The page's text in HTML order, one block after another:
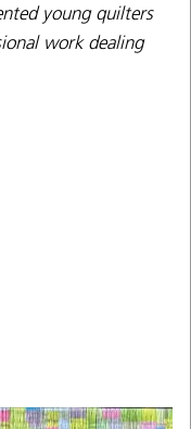
young quilters
work dealing